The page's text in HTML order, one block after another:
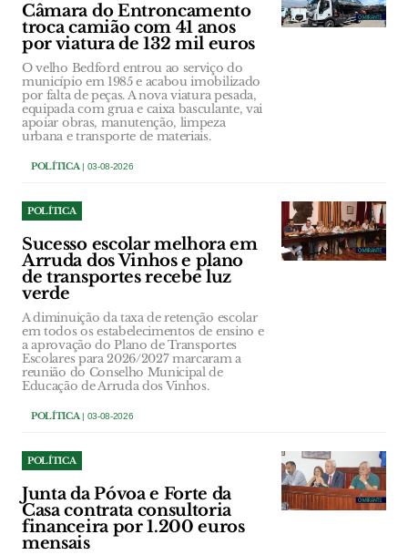
Câmara do Entroncamento
troca camião com 41 anos
por viatura de 132 mil euros
O velho Bedford entrou ao serviço do
município em 1985 e acabou imobilizado
por falta de peças. A nova viatura pesada,
equipada com grua e caixa basculante, vai
apoiar obras, manutenção, limpeza
urbana e transporte de materiais.
POLÍTICA| 03-08-2026
POLÍTICA
Sucesso escolar melhora em
Arruda dos Vinhos e plano
de transportes recebe luz
verde
A diminuição da taxa de retenção escolar
em todos os estabelecimentos de ensino e
a aprovação do Plano de Transportes
Escolares para 2026/2027 marcaram a
reunião do Conselho Municipal de
Educação de Arruda dos Vinhos.
POLÍTICA| 03-08-2026
POLÍTICA
Junta da Póvoa e Forte da
Casa contrata consultoria
financeira por 1.200 euros
mensais